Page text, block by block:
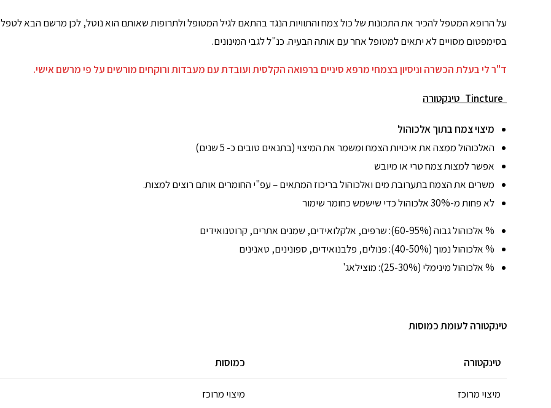
על הרופא המטפל להכיר את התכונות של כול צמח והתוויות הנגד בהתאם לגיל המטופל ולתרופות שאותם הוא נוטל, לכן מרשם הבא לטפל
בסימפטום מסויים לא יתאים למטופל אחר עם אותה הבעיה. כנ"ל לגבי המינונים.
ד"ר לי בעלת הכשרה וניסיון בצמחי מרפא סיניים ברפואה הקלסית ועובדת עם מעבדות ורוקחים מורשים על פי מרשם אישי.
Tincture טינקטורה
מיצוי צמח בתוך אלכוהול
האלכוהול ממצה את איכויות הצמח ומשמר את המיצוי (בתנאים טובים כ- 5 שנים)
אפשר למצות צמח טרי או מיובש
משרים את הצמח בתערובת מים ואלכוהול בריכוז המתאים – עפ"י החומרים אותם רוצים למצות.
לא פחות מ-30% אלכוהול כדי שישמש כחומר שימור
% אלכוהול גבוה (60-95%): שרפים, אלקלואידים, שמנים אתרים, קרוטנואידים
% אלכוהול נמוך (40-50%): פנולים, פלבנואידים, ספונינים, טאנינים
% אלכוהול מינימלי (25-30%): מוצילאג'
טינקטורה לעומת כמוסות
טינקטורה כמוסות
מיצוי מרוכז מיצוי מרוכז